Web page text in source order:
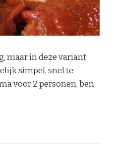
maar in deze variant
simpel, snel te
voor 2 personen, ben